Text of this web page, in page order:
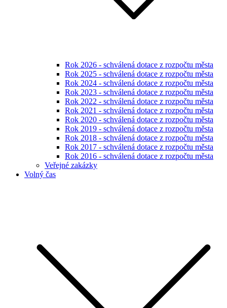
Rok 2026 - schválená dotace z rozpočtu města
Rok 2025 - schválená dotace z rozpočtu města
Rok 2024 - schválená dotace z rozpočtu města
Rok 2023 - schválená dotace z rozpočtu města
Rok 2022 - schválená dotace z rozpočtu města
Rok 2021 - schválená dotace z rozpočtu města
Rok 2020 - schválená dotace z rozpočtu města
Rok 2019 - schválená dotace z rozpočtu města
Rok 2018 - schválená dotace z rozpočtu města
Rok 2017 - schválená dotace z rozpočtu města
Rok 2016 - schválená dotace z rozpočtu města
Veřejné zakázky
Volný čas